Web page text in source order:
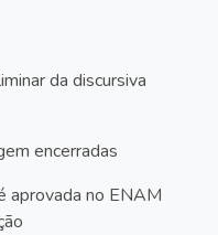
da discursiva
encerradas
aprovada no ENAM